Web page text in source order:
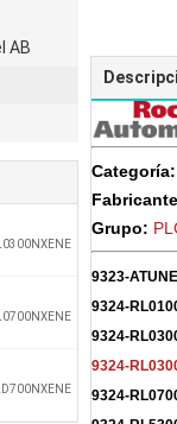
AB
Categoría:
Grupo:
9323-
9324-
9324-
9324-
9324-